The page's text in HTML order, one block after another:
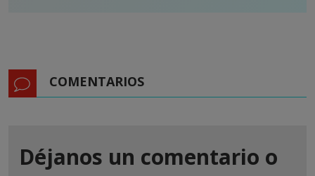
COMENTARIOS
Déjanos un comentario o